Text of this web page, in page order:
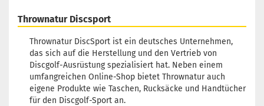
Thrownatur Discsport
Thrownatur DiscSport ist ein deutsches Unternehmen,
das sich auf die Herstellung und den Vertrieb von
Discgolf-Ausrüstung spezialisiert hat. Neben einem
umfangreichen Online-Shop bietet Thrownatur auch
eigene Produkte wie Taschen, Rucksäcke und Handtücher
für den Discgolf-Sport an.